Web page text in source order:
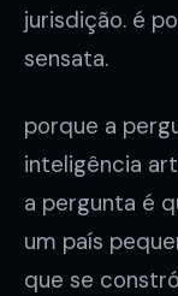
jurisdição. é
sensata.
porque a
inteligência
a pergunta é
um país
que se